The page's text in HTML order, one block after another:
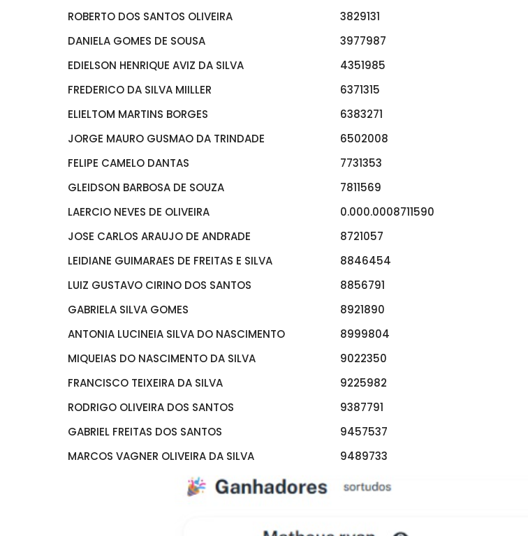
ROBERTO DOS SANTOS OLIVEIRA
3829131
DANIELA GOMES DE SOUSA
3977987
EDIELSON HENRIQUE AVIZ DA SILVA
4351985
FREDERICO DA SILVA MIILLER
6371315
ELIELTOM MARTINS BORGES
6383271
JORGE MAURO GUSMAO DA TRINDADE
6502008
FELIPE CAMELO DANTAS
7731353
GLEIDSON BARBOSA DE SOUZA
7811569
LAERCIO NEVES DE OLIVEIRA
0.000.0008711590
JOSE CARLOS ARAUJO DE ANDRADE
8721057
LEIDIANE GUIMARAES DE FREITAS E SILVA
8846454
LUIZ GUSTAVO CIRINO DOS SANTOS
8856791
GABRIELA SILVA GOMES
8921890
ANTONIA LUCINEIA SILVA DO NASCIMENTO
8999804
MIQUEIAS DO NASCIMENTO DA SILVA
9022350
FRANCISCO TEIXEIRA DA SILVA
9225982
RODRIGO OLIVEIRA DOS SANTOS
9387791
GABRIEL FREITAS DOS SANTOS
9457537
MARCOS VAGNER OLIVEIRA DA SILVA
9489733